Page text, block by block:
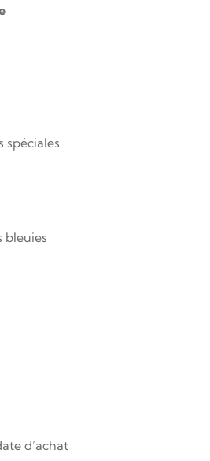
spéciales
bleuies
d’achat